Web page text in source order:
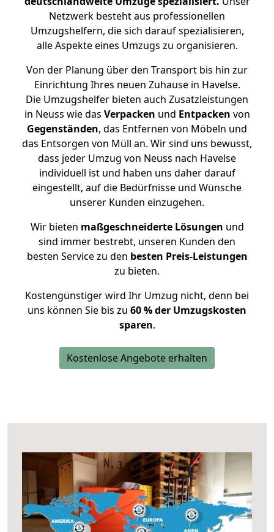
Netzwerk besteht aus professionellen
Umzugshelfern, die sich darauf spezialisieren,
alle Aspekte eines Umzugs zu organisieren.
Von der Planung über den Transport bis hin zur
Einrichtung Ihres neuen Zuhause in Havelse.
Die Umzugshelfer bieten auch Zusatzleistungen
in Neuss wie das Verpacken und Entpacken von
Gegenständen, das Entfernen von Möbeln und
das Entsorgen von Müll an. Wir sind uns bewusst,
dass jeder Umzug von Neuss nach Havelse
individuell ist und haben uns daher darauf
eingestellt, auf die Bedürfnisse und Wünsche
unserer Kunden einzugehen.
Wir bieten maßgeschneiderte Lösungen und
sind immer bestrebt, unseren Kunden den
besten Service zu den besten Preis-Leistungen
zu bieten.
Kostengünstiger wird Ihr Umzug nicht, denn bei
uns können Sie bis zu 60 % der Umzugskosten
sparen.
Kostenlose Angebote erhalten